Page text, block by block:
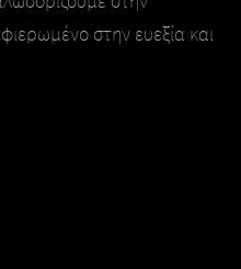
στην ευεξία και